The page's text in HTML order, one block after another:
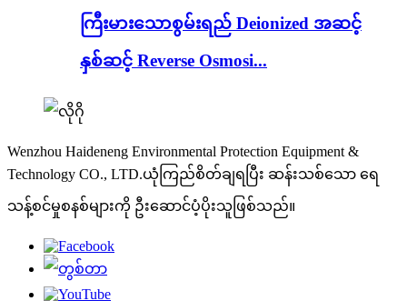
ကြီးမားသောစွမ်းရည် Deionized အဆင့်
နှစ်ဆင့် Reverse Osmosi...
Wenzhou Haideneng Environmental Protection Equipment &
Technology CO., LTD.ယုံကြည်စိတ်ချရပြီး ဆန်းသစ်သော ရေ
သန့်စင်မှုစနစ်များကို ဦးဆောင်ပံ့ပိုးသူဖြစ်သည်။